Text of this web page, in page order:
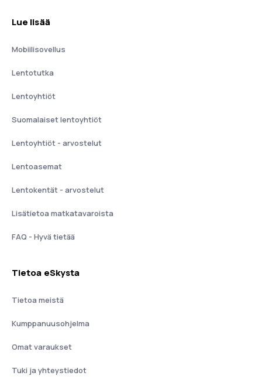
Lue lisää
Mobiilisovellus
Lentotutka
Lentoyhtiöt
Suomalaiset lentoyhtiöt
Lentoyhtiöt - arvostelut
Lentoasemat
Lentokentät - arvostelut
Lisätietoa matkatavaroista
FAQ - Hyvä tietää
Tietoa eSkysta
Tietoa meistä
Kumppanuusohjelma
Omat varaukset
Tuki ja yhteystiedot